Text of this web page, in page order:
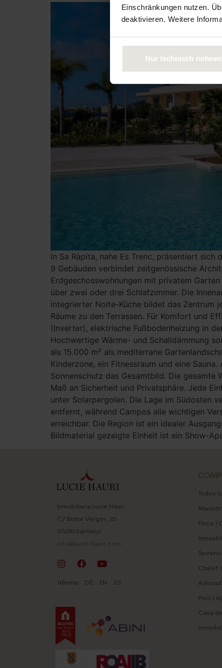
Einschränkungen nutzen.
deaktivieren. Weitere
Nur technisch
In Sa Ràpita, nahe Es Trenc, präsentiert
9 Gebäuden verbindet zeitgenössische
Erdgeschosswohnungen mit privatem
über zwei oder drei Schlafzimmer. Die
integrierter Nolte-Küche bildet das Zentrum
Räume zu den Terrassen. Für Komfort und
(Inverter), elektrische Fußbodenheizung in
Hochwertige Wärme- und Schalldämmung
als 15.000 m² als mediterrane
Kinderzone, ein Fitnessraum und eine
Sonnenschutz das Gesamtbild. Die
Maß an Sicherheit und Privatsphäre. Jede
unter Solarpergolen. Die Lage im Südosten
entfernt, während Campos alle wichtigen
erreichbar. Die Region ist ein idealer
Bildmaterial gezeigte Einheit ist ein Show-
Inmobiliaria Lucie Hauri
C/ Bisbe Verger, 26
07650 Santanyí
info@lucie-hauri.com
Idioma: DE EN ES
Todos
Mansión
Finca |
Terreno
Chalet
Piso |
Casa